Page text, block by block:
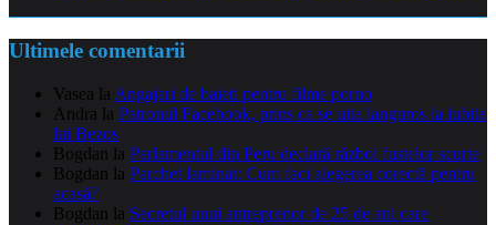
Ultimele comentarii
Vasea la Angajari de baieti pentru filme porno
Andra la Patronul Facebook, prins ca se uita languros la iubita
lui Bezos
Bogdan la Parlamentul din Peru declară război fustelor scurte
Bogdan la Parchet laminat: Cum faci alegerea corectă pentru
acasă?
Bogdan la Secretul unui antreprenor de 25 de ani care